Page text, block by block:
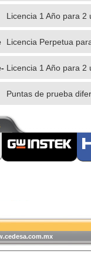
Licencia 1 Año para 2
Licencia Perpetua
Licencia 1 Año para 2
Puntas de prueba